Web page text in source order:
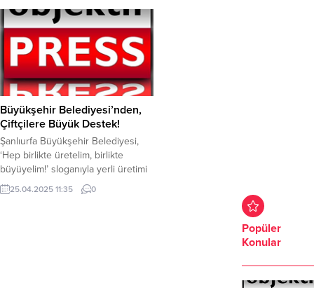
Büyükşehir Belediyesi’nden,
Çiftçilere Büyük Destek!
Şanlıurfa Büyükşehir Belediyesi,
‘Hep birlikte üretelim, birlikte
büyüyelim!’ sloganıyla yerli üretimi
desteklemek amacıyla, Akçakale
Fidanlığı’nda yetiştirilen binlerce
25.04.2025 11:35 0
Popüler
Konular